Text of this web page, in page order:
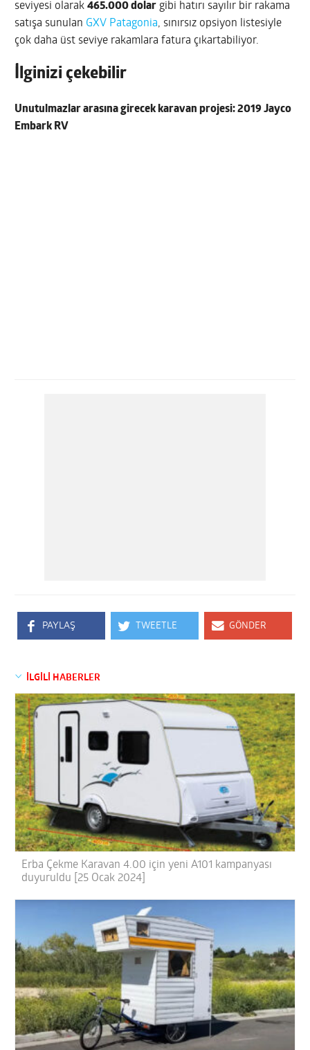
seviyesi olarak465.000 dolar gibi hatırı sayılır bir rakama
satışa sunulan GXV Patagonia, sınırsız opsiyon listesiyle
çok daha üst seviye rakamlara fatura çıkartabiliyor.
İlginizi çekebilir
Unutulmazlar arasına girecek karavan projesi: 2019 Jayco
Embark RV
PAYLAŞ TWEETLE GÖNDER
İLGİLİ HABERLER
Erba Çekme Karavan 4.00 için yeni A101 kampanyası
duyuruldu [25 Ocak 2024]